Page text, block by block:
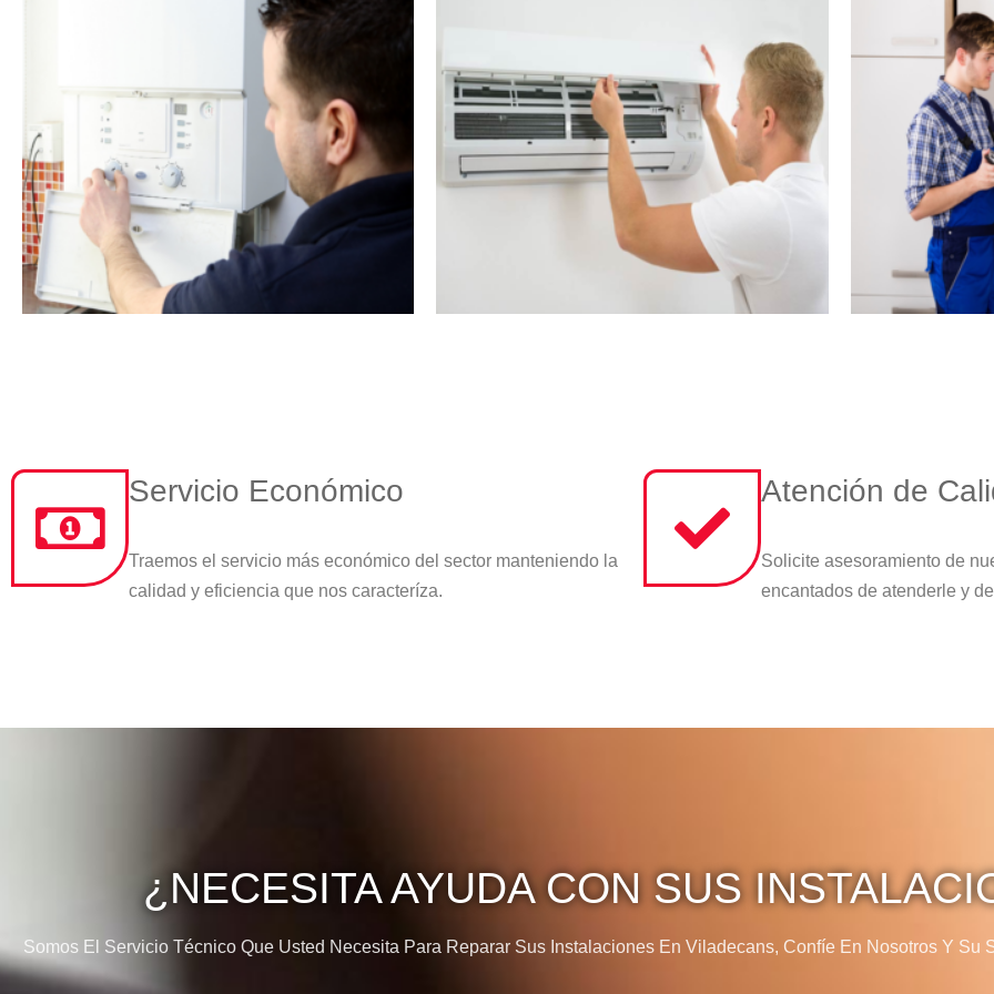
Servicio Económico
Traemos el servicio más económico del sector manteniendo la
calidad y eficiencia que nos caracteríza.
Atención de
Solicite asesoramiento de
encantados de atenderle y
¿NECESITA AYUDA CON SUS
Somos El Servicio Técnico Que Usted Necesita Para Reparar Sus Instalaciones En Viladecans, Confíe En Nosotros Y Su